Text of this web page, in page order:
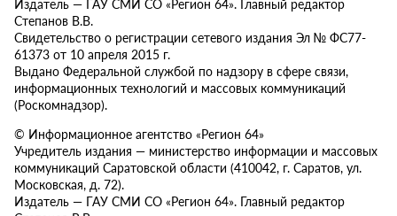
Степанов В.В.
Свидетельство о регистрации сетевого издания Эл № ФС77-
61373 от 10 апреля 2015 г.
Выдано Федеральной службой по надзору в сфере связи,
информационных технологий и массовых коммуникаций
(Роскомнадзор).
© Информационное агентство «Регион 64»
Учредитель издания — министерство информации и массовых
коммуникаций Саратовской области (410042, г. Саратов, ул.
Московская, д. 72).
Издатель — ГАУ СМИ СО «Регион 64». Главный редактор